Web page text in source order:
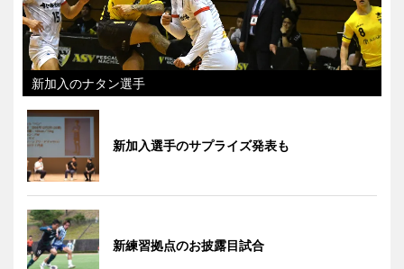
新加入のナタン選手
新加入選手のサプライズ発表も
新練習拠点のお披露目試合